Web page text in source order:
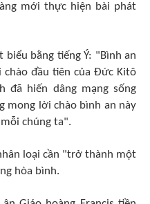
mới thực hiện bài phát
biểu bằng tiếng Ý: "Bình an
chào đầu tiên của Đức Kitô
đã hiến dâng mạng sống
mong lời chào bình an này
chúng ta".
loại cần "trở thành một
hòa bình.